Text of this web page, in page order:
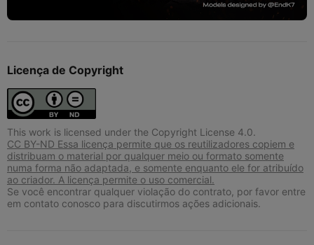
Licença de Copyright
This work is licensed under the Copyright License 4.0.
CC BY-ND Essa licença permite que os reutilizadores copiem e
distribuam o material por qualquer meio ou formato somente
numa forma não adaptada, e somente enquanto ele for atribuído
ao criador. A licença permite o uso comercial.
Se você encontrar qualquer violação do contrato, por favor entre
em contato conosco para discutirmos ações adicionais.